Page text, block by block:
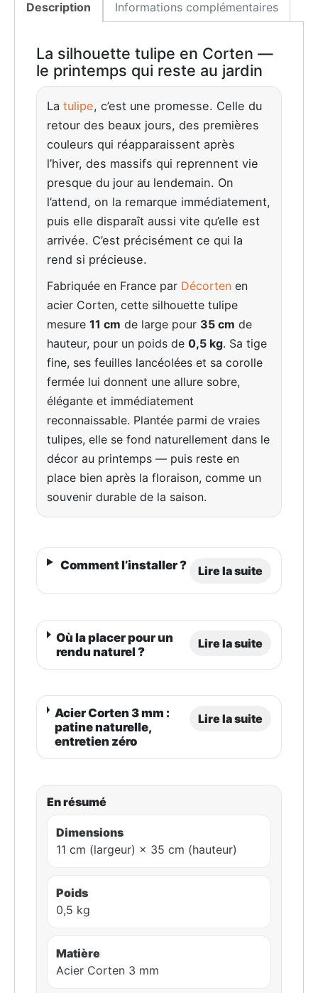
Description Informations complémentaires
La silhouette tulipe en Corten —
le printemps qui reste au jardin
La tulipe, c’est une promesse. Celle du
retour des beaux jours, des premières
couleurs qui réapparaissent après
l’hiver, des massifs qui reprennent vie
presque du jour au lendemain. On
l’attend, on la remarque immédiatement,
puis elle disparaît aussi vite qu’elle est
arrivée. C’est précisément ce qui la
rend si précieuse.
Fabriquée en France par Décorten en
acier Corten, cette silhouette tulipe
mesure 11 cm de large pour 35 cm de
hauteur, pour un poids de 0,5 kg. Sa tige
fine, ses feuilles lancéolées et sa corolle
fermée lui donnent une allure sobre,
élégante et immédiatement
reconnaissable. Plantée parmi de vraies
tulipes, elle se fond naturellement dans le
décor au printemps — puis reste en
place bien après la floraison, comme un
souvenir durable de la saison.
Comment l’installer ? Lire la suite
Où la placer pour un
rendu naturel ?
Lire la suite
Acier Corten 3 mm :
patine naturelle,
entretien zéro
Lire la suite
En résumé
Dimensions
11 cm (largeur) × 35 cm (hauteur)
Poids
0,5 kg
Matière
Acier Corten 3 mm